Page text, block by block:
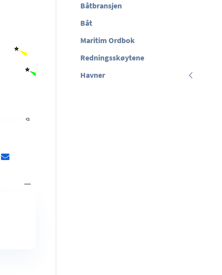
Båtbransjen
Båt
Maritim Ordbok
Redningsskøytene
Havner